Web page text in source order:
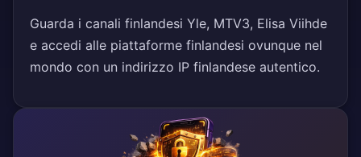
Guarda i canali finlandesi Yle, MTV3, Elisa Viihde
e accedi alle piattaforme finlandesi ovunque nel
mondo con un indirizzo IP finlandese autentico.